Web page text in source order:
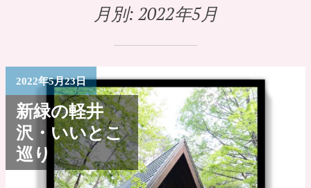
月別: 2022年5月
2022年5月23日
新緑の軽井
沢・いいとこ
巡り